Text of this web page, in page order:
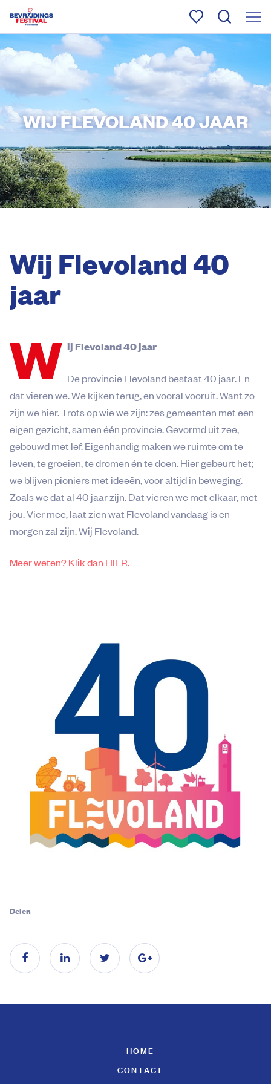
WIJ FLEVOLAND 40 JAAR
Delen
Wij Flevoland 40
jaar
W ij Flevoland 40 jaar
De provincie Flevoland bestaat 40 jaar. En
dat vieren we. We kijken terug, en vooral vooruit. Want zo
zijn we hier. Trots op wie we zijn: zes gemeenten met een
eigen gezicht, samen één provincie. Gevormd uit zee,
gebouwd met lef. Eigenhandig maken we ruimte om te
leven, te groeien, te dromen én te doen. Hier gebeurt het;
we blijven pioniers met ideeën, voor altijd in beweging.
Zoals we dat al 40 jaar zijn. Dat vieren we met elkaar, met
jou. Vier mee, laat zien wat Flevoland vandaag is en
morgen zal zijn. Wij Flevoland.
Meer weten? Klik dan HIER.
HOME
CONTACT